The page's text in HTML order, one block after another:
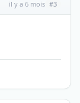
il y a 6 mois #3